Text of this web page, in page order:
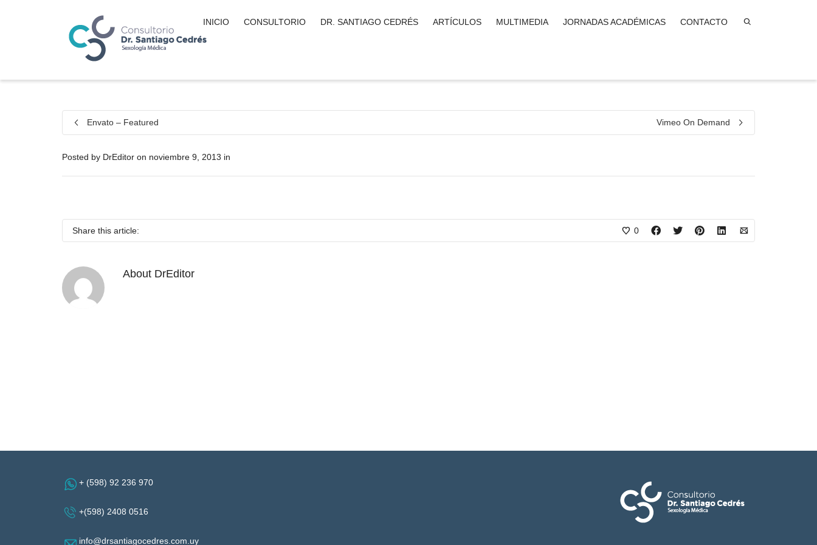
INICIO CONSULTORIO DR. SANTIAGO CEDRÉS ARTÍCULOS MULTIMEDIA JORNADAS ACADÉMICAS CONTACTO
Envato – Featured Vimeo On Demand
Posted by DrEditor on noviembre 9, 2013 in
Share this article: 0
About DrEditor
+ (598) 92 236 970
+(598) 2408 0516
info@drsantiagocedres.com.uy